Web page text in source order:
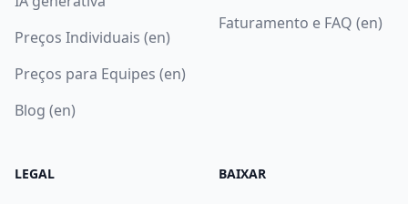
Preços Individuais (en)
Preços para Equipes (en)
Blog (en)
Faturamento e FAQ (en)
LEGAL BAIXAR